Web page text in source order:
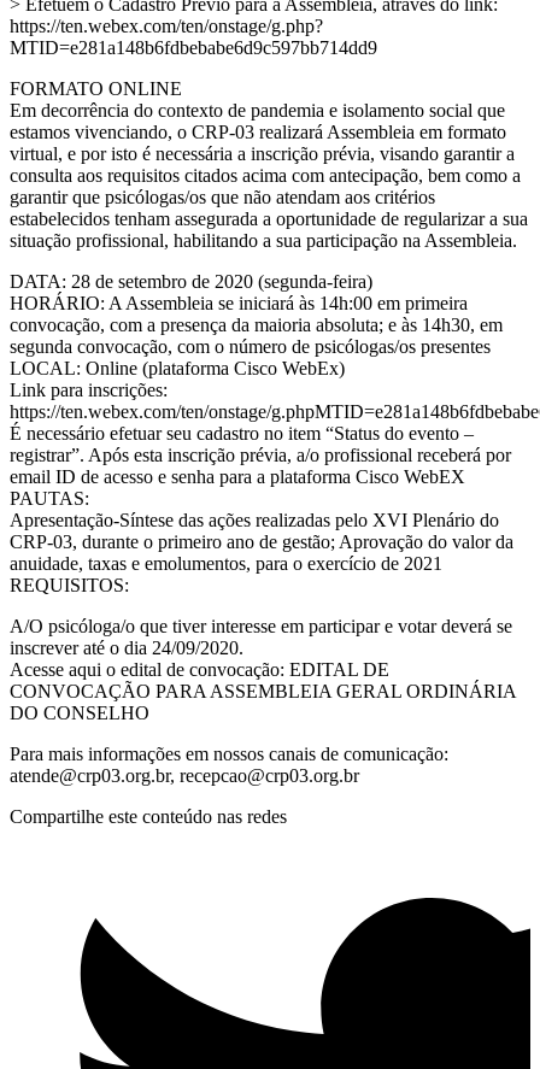
> Efetuem o Cadastro Prévio para a Assembleia, através do link:
https://ten.webex.com/ten/onstage/g.php?
MTID=e281a148b6fdbebabe6d9c597bb714dd9
FORMATO ONLINE
Em decorrência do contexto de pandemia e isolamento social que
estamos vivenciando, o CRP-03 realizará Assembleia em formato
virtual, e por isto é necessária a inscrição prévia, visando garantir a
consulta aos requisitos citados acima com antecipação, bem como a
garantir que psicólogas/os que não atendam aos critérios
estabelecidos tenham assegurada a oportunidade de regularizar a sua
situação profissional, habilitando a sua participação na Assembleia.
DATA: 28 de setembro de 2020 (segunda-feira)
HORÁRIO: A Assembleia se iniciará às 14h:00 em primeira
convocação, com a presença da maioria absoluta; e às 14h30, em
segunda convocação, com o número de psicólogas/os presentes
LOCAL: Online (plataforma Cisco WebEx)
Link para inscrições:
https://ten.webex.com/ten/onstage/
É necessário efetuar seu cadastro no item “Status do evento –
registrar”. Após esta inscrição prévia, a/o profissional receberá por
email ID de acesso e senha para a plataforma Cisco WebEX
PAUTAS:
Apresentação-Síntese das ações realizadas pelo XVI Plenário do
CRP-03, durante o primeiro ano de gestão; Aprovação do valor da
anuidade, taxas e emolumentos, para o exercício de 2021
REQUISITOS:
A/O psicóloga/o que tiver interesse em participar e votar deverá se
inscrever até o dia 24/09/2020.
Acesse aqui o edital de convocação: EDITAL DE
CONVOCAÇÃO PARA ASSEMBLEIA GERAL ORDINÁRIA
DO CONSELHO
Para mais informações em nossos canais de comunicação:
atende@crp03.org.br, recepcao@crp03.org.br
Compartilhe este conteúdo nas redes